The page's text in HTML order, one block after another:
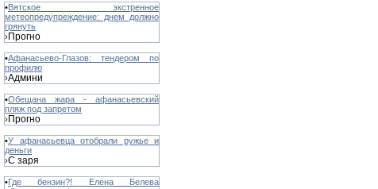
•Вятское экстренное
метеопредупреждение: днем должно
грянуть
›Прогно
•Афанасьево-Глазов: тендером по
профилю
›Админи
•Обещана жара - афанасьевский
пляж под запретом
›Прогно
•У афанасьевца отобрали ружье и
деньги
›С заря
•Где бензин?! Елена Белева